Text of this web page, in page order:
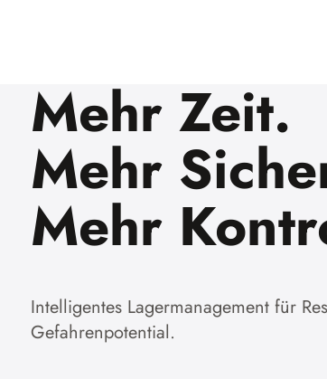
Mehr Zeit.
Mehr
Mehr
Intelligentes Lagermanagement für
Gefahrenpotential.